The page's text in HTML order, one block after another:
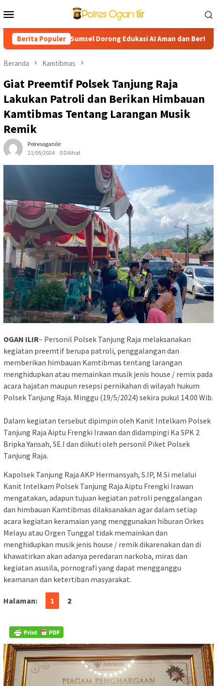
ke
Mobile
Berita Populer
Kapolda Sumsel Dorong Edukasi AI Aman dan Bertanggung
Beranda Kamtibmas
Giat Preemtif Polsek Tanjung Raja
Lakukan Patroli dan Berikan Himbauan
Kamtibmas Tentang Larangan Musik
Remik
Polresoganilir
21/05/2024
0 Dilihat
OGAN ILIR– Personil Polsek Tanjung Raja melaksanakan
kegiatan preemtif berupa patroli, penggalangan dan
memberikan himbauan Kamtibmas tentang larangan
menghidupkan atau memainkan musik jenis house / remix pada
acara hajatan maupun resepsi pernikahan di wilayah hukum
Polsek Tanjung Raja. Minggu (19/5/2024) sekira pukul 14.00 Wib.
Dalam kegiatan tersebut dipimpin oleh Kanit Intelkam Polsek
Tanjung Raja Aiptu Frengki Irawan dan didampingi Ka SPK 2
Bripka Yansah, SE.I dan diikuti oleh personil Piket Polsek
Tanjung Raja.
Kapolsek Tanjung Raja AKP Hermansyah, S.IP, M.Si melalui
Kanit Intelkam Polsek Tanjung Raja Aiptu Frengki Irawan
mengatakan, adapun tujuan kegiatan patroli penggalangan
dan himbauan Kamtibmas dilaksanakan agar dalam setiap
acara kegiatan keramaian yang menggunakan hiburan Orkes
Melayu atau Orgen Tunggal tidak memainkan dan
menghidupkan musik jenis house / remik dikarenakan dan di
khawatirkan akan adanya peredaran narkoba, miras dan
kegiatan asusila, pornografi yang dapat mengganggu
keamanan dan ketertiban masyarakat.
Halaman: 1 2